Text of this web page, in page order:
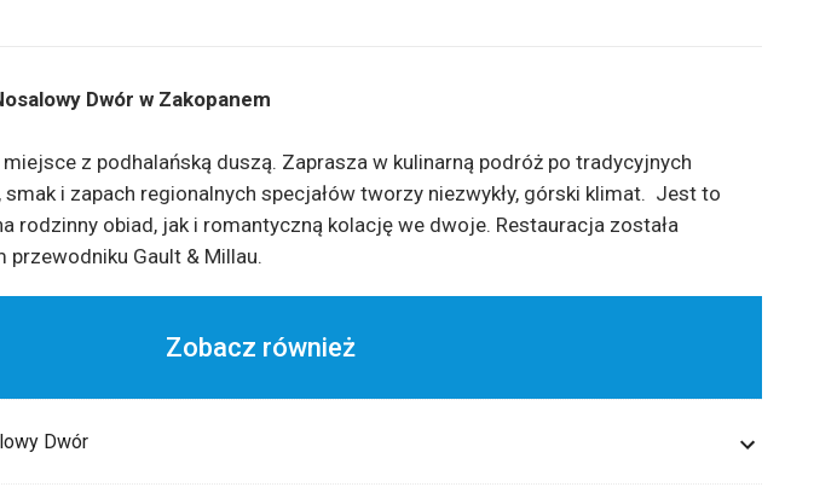
Dwór w Zakopanem
z podhalańską duszą. Zaprasza w kulinarną podróż po tradycyjnych
i zapach regionalnych specjałów tworzy niezwykły, górski klimat. Jest to
rodzinny obiad, jak i romantyczną kolację we dwoje. Restauracja została
Gault & Millau.
Zobacz również
Dwór